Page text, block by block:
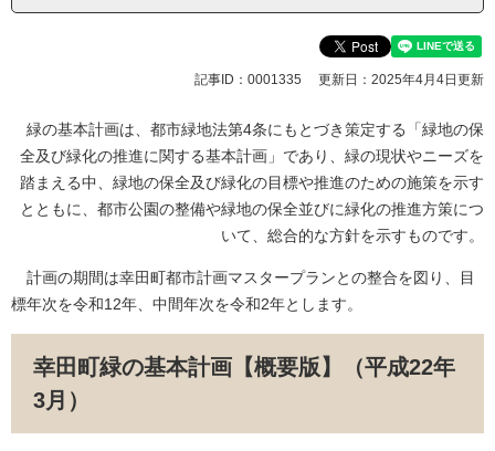
記事ID：0001335 更新日：2025年4月4日更新
緑の基本計画は、都市緑地法第4条にもとづき策定する「緑地の保
全及び緑化の推進に関する基本計画」であり、緑の現状やニーズを
踏まえる中、緑地の保全及び緑化の目標や推進のための施策を示す
とともに、都市公園の整備や緑地の保全並びに緑化の推進方策につ
いて、総合的な方針を示すものです。
計画の期間は幸田町都市計画マスタープランとの整合を図り、目
標年次を令和12年、中間年次を令和2年とします。
幸田町緑の基本計画【概要版】（平成22年
3月）